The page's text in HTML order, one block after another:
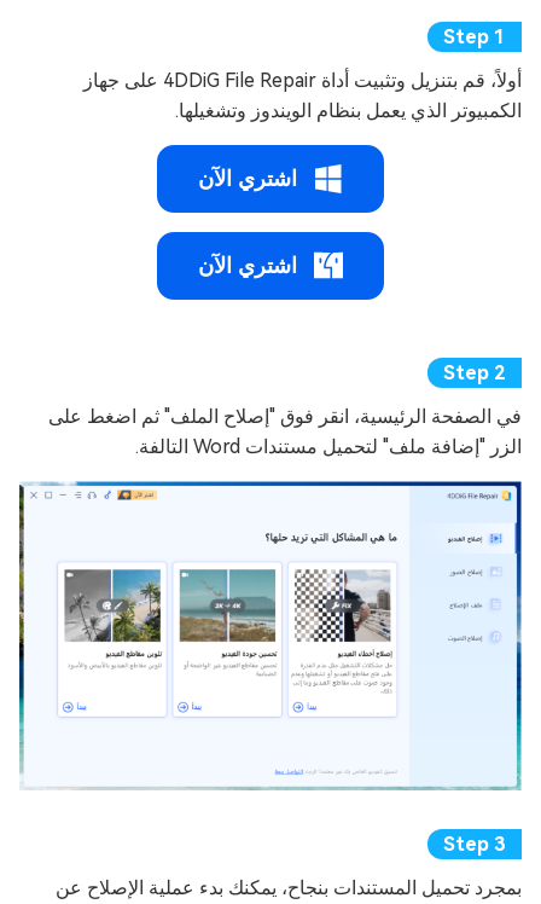
أولاً، قم بتنزيل وتثبيت أداة 4DDiG File Repair على جهاز
الكمبيوتر الذي يعمل بنظام الويندوز وتشغيلها.
اشتري الآن
اشتري الآن
في الصفحة الرئيسية، انقر فوق "إصلاح الملف" ثم اضغط على
الزر "إضافة ملف" لتحميل مستندات Word التالفة.
بمجرد تحميل المستندات بنجاح، يمكنك بدء عملية الإصلاح عن